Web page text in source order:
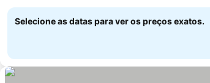
Selecione as datas para ver os preços exatos.